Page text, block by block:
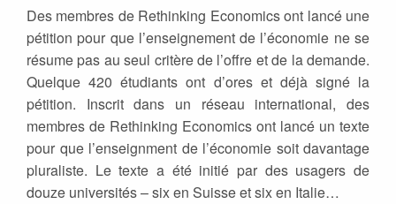
Des membres de Rethinking Economics ont lancé une
pétition pour que l’enseignement de l’économie ne se
résume pas au seul critère de l’offre et de la demande.
Quelque 420 étudiants ont d’ores et déjà signé la
pétition. Inscrit dans un réseau international, des
membres de Rethinking Economics ont lancé un texte
pour que l’enseignment de l’économie soit davantage
pluraliste. Le texte a été initié par des usagers de
douze universités – six en Suisse et six en Italie…